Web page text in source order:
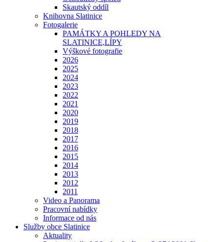
Skautský oddíl
Knihovna Slatinice
Fotogalerie
PAMÁTKY A POHLEDY NA
SLATINICE,LÍPY
Výškové fotografie
2026
2025
2024
2023
2022
2021
2020
2019
2018
2017
2016
2015
2014
2013
2012
2011
Video a Panorama
Pracovní nabídky
Informace od nás
Služby obce Slatinice
Aktuality